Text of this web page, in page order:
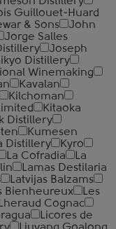
Guillouet-Huard
& Sons
John
Jorge Salles
Joseph
Distillery
Winemaking
Kavalan
Kilchoman
Kitaoka
Distillery
Kumesen
Distillery
Kyro
La Cofradia
La
Lamas Destilaria
Latvijas Balzams
Bienheureux
Les
Lheraud Cognac
Licores de